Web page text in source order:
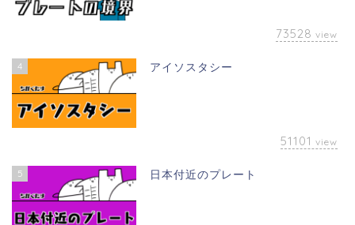
73528 view
4 アイソスタシー
51101 view
5 日本付近のプレート